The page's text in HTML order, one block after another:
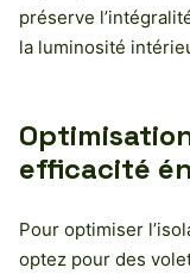
préserve
la luminosité
efficacité
Pour optimiser
optez pour des